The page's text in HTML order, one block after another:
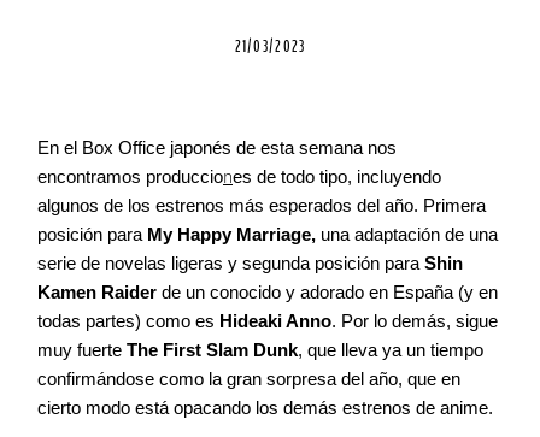
21/03/2023
En el Box Office japonés de esta semana nos
encontramos producciones de todo tipo, incluyendo
algunos de los estrenos más esperados del año. Primera
posición para My Happy Marriage, una adaptación de una
serie de novelas ligeras y segunda posición para Shin
Kamen Raider de un conocido y adorado en España (y en
todas partes) como es Hideaki Anno. Por lo demás, sigue
muy fuerte The First Slam Dunk, que lleva ya un tiempo
confirmándose como la gran sorpresa del año, que en
cierto modo está opacando los demás estrenos de anime.
©2026 COPYRIGHT FLOTHEMES